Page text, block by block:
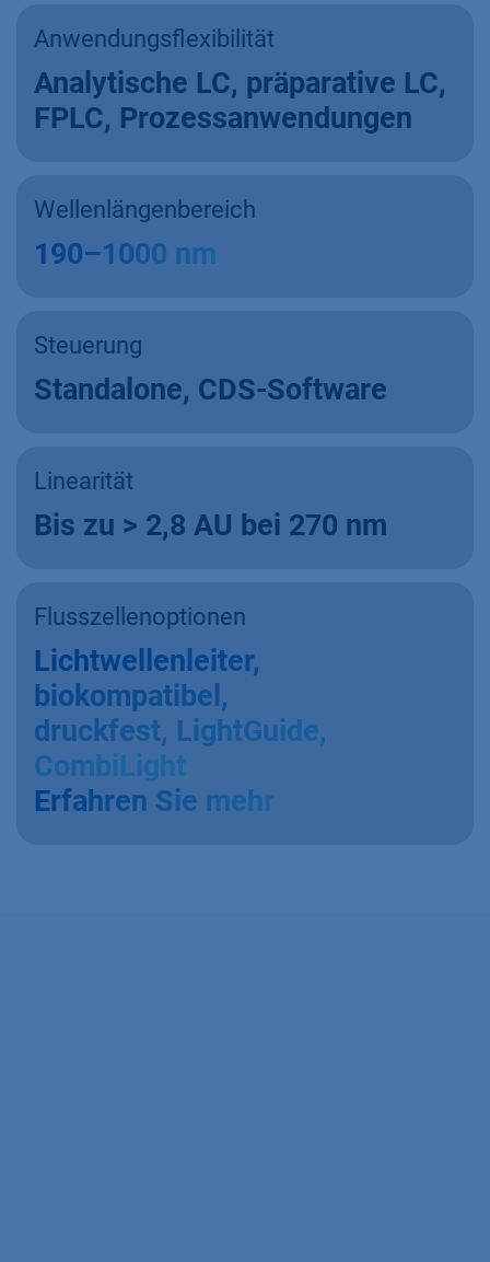
Anwendungsflexibilität
Analytische LC, präparative LC,
FPLC, Prozessanwendungen
Wellenlängenbereich
190–1000 nm
Steuerung
Standalone, CDS-Software
Linearität
Bis zu > 2,8 AU bei 270 nm
Flusszellenoptionen
Lichtwellenleiter,
biokompatibel,
druckfest, LightGuide,
CombiLight
Erfahren Sie mehr